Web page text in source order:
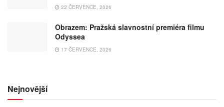
22 ČERVENCE, 2026
Obrazem: Pražská slavnostní premiéra filmu
Odyssea
17 ČERVENCE, 2026
Nejnovější